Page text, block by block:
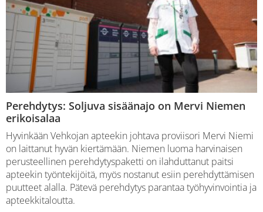
Perehdytys: Soljuva sisäänajo on Mervi Niemen
erikoisalaa
Hyvinkään Vehkojan apteekin johtava proviisori Mervi Niemi
on laittanut hyvän kiertämään. Niemen luoma harvinaisen
perusteellinen perehdytyspaketti on ilahduttanut paitsi
apteekin työntekijöitä, myös nostanut esiin perehdyttämisen
puutteet alalla. Pätevä perehdytys parantaa työhyvinvointia ja
apteekkitaloutta.